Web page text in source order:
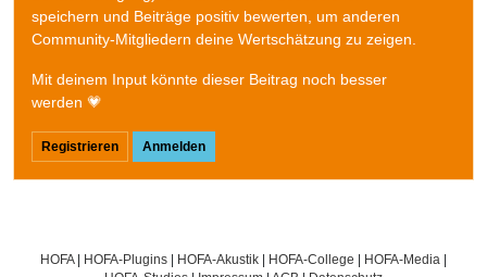
speichern und Beiträge positiv bewerten, um anderen
Community-Mitgliedern deine Wertschätzung zu zeigen.
Mit deinem Input könnte dieser Beitrag noch besser
werden 💗
Registrieren Anmelden
HOFA| HOFA-Plugins HOFA-Akustik HOFA-College HOFA-Media